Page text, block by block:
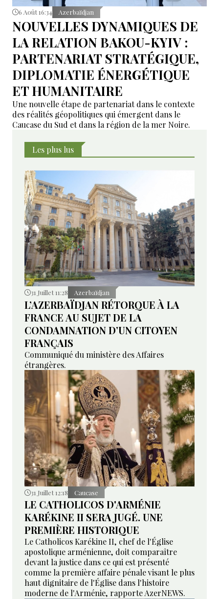
6 Août 16:34 Azerbaïdjan
NOUVELLES DYNAMIQUES DE
LA RELATION BAKOU-KYIV :
PARTENARIAT STRATÉGIQUE,
DIPLOMATIE ÉNERGÉTIQUE
ET HUMANITAIRE
Une nouvelle étape de partenariat dans le contexte
des réalités géopolitiques qui émergent dans le
Caucase du Sud et dans la région de la mer Noire.
Les plus lus
31 Juillet 11:28 Azerbaïdjan
L’AZERBAÏDJAN RÉTORQUE À LA
FRANCE AU SUJET DE LA
CONDAMNATION D’UN CITOYEN
FRANÇAIS
Communiqué du ministère des Affaires
étrangères.
31 Juillet 12:18 Caucase
LE CATHOLICOS D'ARMÉNIE
KARÉKINE II SERA JUGÉ. UNE
PREMIÈRE HISTORIQUE
Le Catholicos Karékine II, chef de l'Église
apostolique arménienne, doit comparaître
devant la justice dans ce qui est présenté
comme la première affaire pénale visant le plus
haut dignitaire de l'Église dans l'histoire
moderne de l'Arménie, rapporte AzerNEWS.